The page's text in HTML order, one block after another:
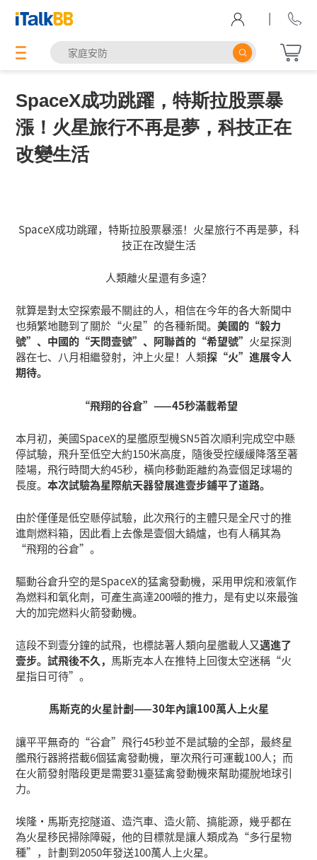
|
SpaceX成功跳躍，特斯拉股票暴
漲！火星旅行不再是夢，科技正在
改變生活
SpaceX成功跳躍，特斯拉股票暴漲！火星旅行不再是夢，科
技正在改變生活
人類離火星還有多遠？
就算是對太空探索最不關註的人，相信在今年的各大新聞中
也頻繁地聽到了關於“火星”的各種新聞。美國的“毅力
號”、中國的“天問壹號”、阿聯酋的“希望號” 火星探測
器在七、八月相繼發射，沖上火星！人類探“火”進展令人
期待。
“飛翔的谷倉”——45秒滿載希望
本月初，美國SpaceX的星艦原型機SN5首次順利完成空中懸
停試驗，飛升至低空大約150米高度，隨後受控緩緩降落至著
陸場，飛行時間大約45秒，橫向移動距離約為壹個足球場的
長度。本次試驗為星際航天器發展進壹步鋪平了道路。
由於僅僅是低空懸停試驗，此次飛行的主體只是全尺寸的推
進劑燃料箱，因此看上去像是壹個大鍋爐，也有人稱其為
“飛翔的谷倉”。
驅動谷倉升空的是SpaceX的猛禽發動機，采用甲烷和液氧作
為燃料和氧化劑，可產生高達200噸的推力，是有史以來最強
大的加完燃料火箭發動機。
這段不到壹分鐘的試飛，也標誌著人類向星艦載人又邁進了
壹步。試飛後不久， 馬斯克本人在推特上回復太空迷稱“火
星指日可待”。
馬斯克的火星計劃——30年內讓100萬人上火星
讓平平無奇的“谷倉”飛行45秒並不是試驗的全部，最終星
艦飛行器將搭載6個猛禽發動機，單次飛行可運載100人；而
在火箭發射階段更是需要31臺猛禽發動機來幫助擺脫地球引
力。
埃隆·馬斯克挖隧道、造汽車、造火箭、搞能源，幾乎都在
為火星移民掃除障礙，他的目標就是讓人類成為“多行星物
種”，計劃到2050年發送100萬人上火星。